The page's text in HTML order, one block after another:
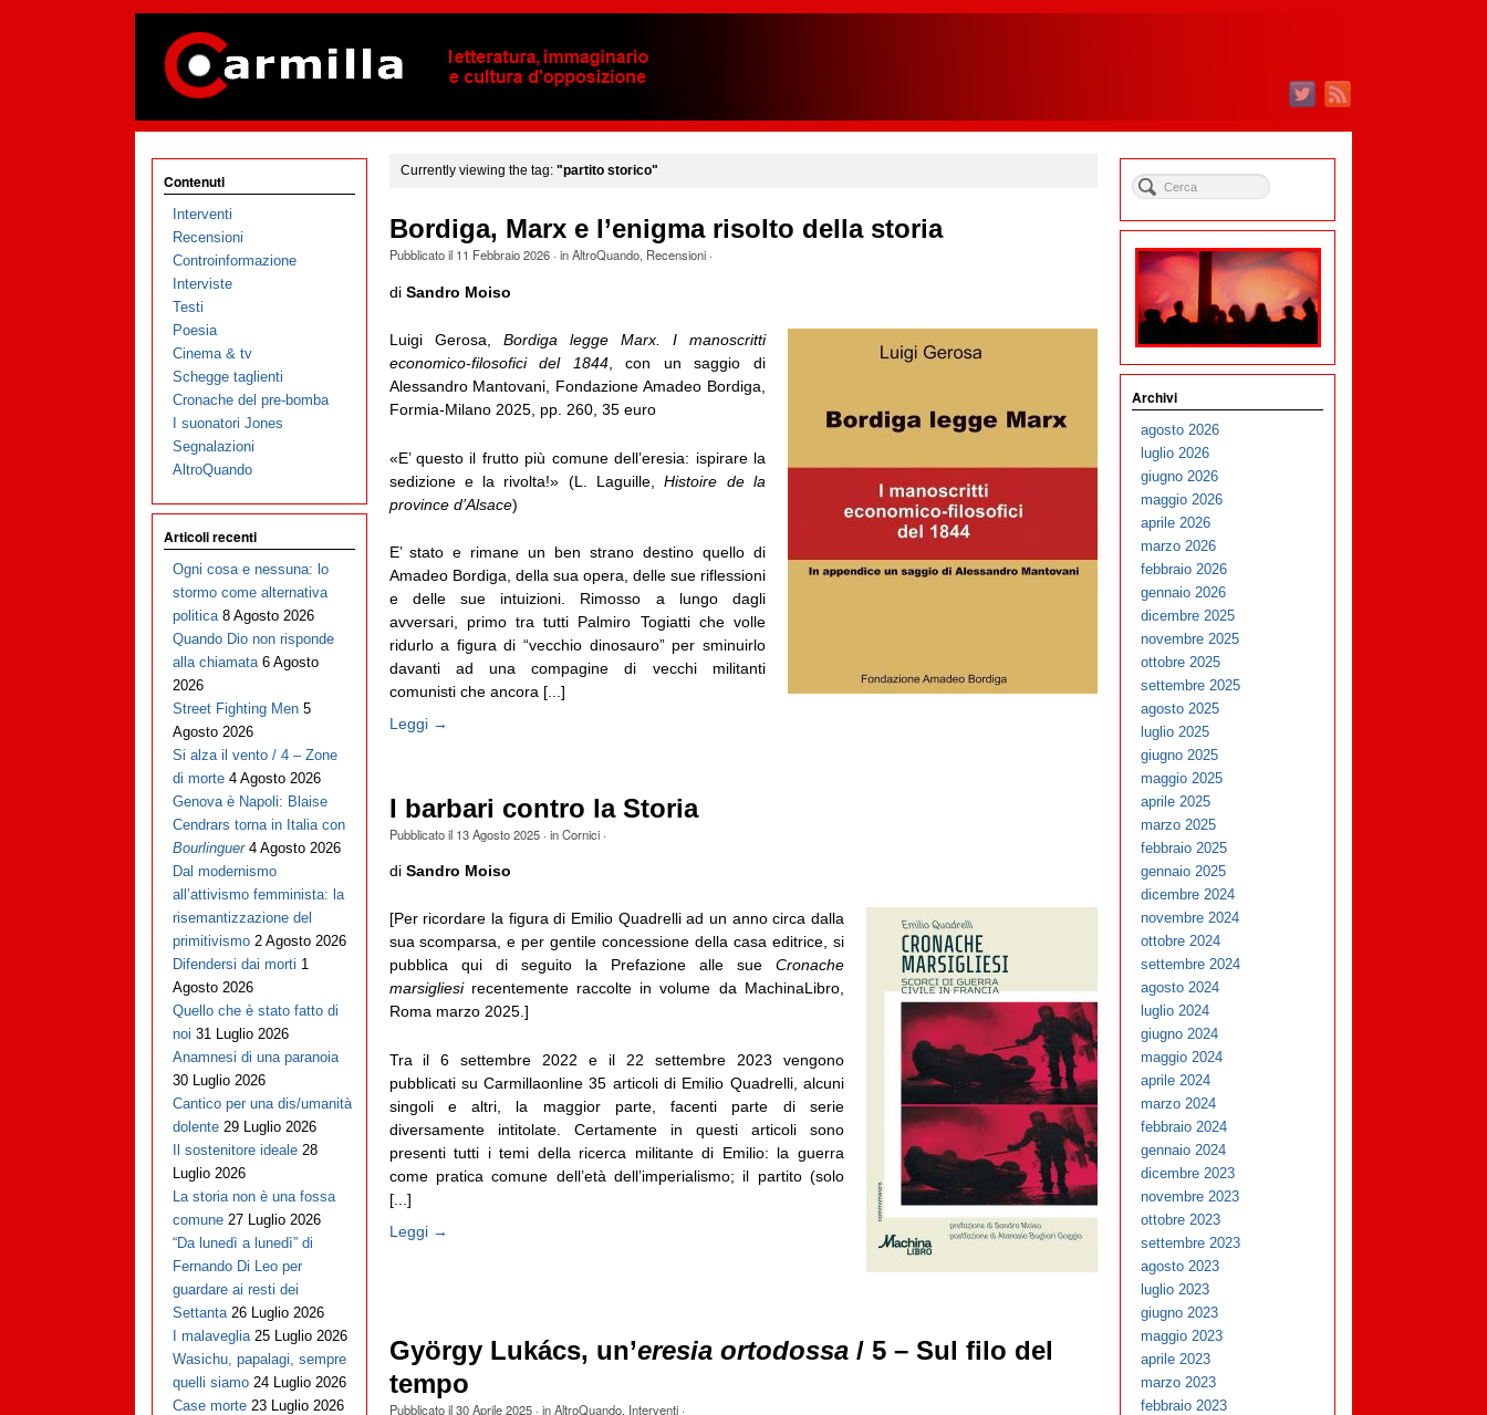
Currently viewing the tag: "partito storico"
Bordiga, Marx e l’enigma risolto della storia
Pubblicato il 11 Febbraio 2026· inAltroQuando, Recensioni·
di Sandro Moiso
Luigi Gerosa,
Bordiga legge Marx. I manoscritti
economico-filosofici del 1844, con un saggio di
Alessandro Mantovani, Fondazione Amadeo Bordiga,
Formia-Milano 2025, pp. 260, 35 euro
«E’ questo il frutto più comune dell’eresia: ispirare la
sedizione e la rivolta!» (L. Laguille,Histoire de la
province d’Alsace)
E’ stato e rimane un ben strano destino quello di
Amadeo Bordiga, della sua opera, delle sue riflessioni
e delle sue intuizioni. Rimosso a lungo dagli
avversari, primo tra tutti Palmiro Togiatti che volle
ridurlo a figura di “vecchio dinosauro” per sminuirlo
davanti ad una compagine di vecchi militanti
comunisti che ancora [...]
Leggi →
I barbari contro la Storia
Pubblicato il 13 Agosto 2025· inCornici·
di Sandro Moiso
[Per ricordare la figura di Emilio Quadrelli ad un anno circa dalla
sua scomparsa, e per gentile concessione della casa editrice, si
pubblica qui di seguito la Prefazione alle sue Cronache
marsigliesirecentemente raccolte in volume da MachinaLibro,
Roma marzo 2025.]
Tra il 6 settembre 2022 e il 22 settembre 2023 vengono
pubblicati su Carmillaonline 35 articoli di Emilio Quadrelli, alcuni
singoli e altri, la maggior parte, facenti parte di serie
diversamente intitolate. Certamente in questi articoli sono
presenti tutti i temi della ricerca militante di Emilio: la guerra
come pratica comune dell’età dell’imperialismo; il partito (solo
[...]
Leggi →
György Lukács, un’eresia ortodossa/ 5 – Sul filo del
tempo
Pubblicato il30 Aprile 2025· inAltroQuando, Interventi·
Contenuti
Interventi
Recensioni
Controinformazione
Interviste
Testi
Poesia
Cinema & tv
Schegge taglienti
Cronache del pre-bomba
I suonatori Jones
Segnalazioni
AltroQuando
Articoli recenti
Ogni cosa e nessuna: lo
stormo come alternativa
politica 8 Agosto 2026
Quando Dio non risponde
alla chiamata 6 Agosto
2026
Street Fighting Men 5
Agosto 2026
Si alza il vento / 4 – Zone
di morte 4 Agosto 2026
Genova è Napoli: Blaise
Cendrars torna in Italia con
Bourlinguer 4 Agosto 2026
Dal modernismo
all’attivismo femminista: la
risemantizzazione del
primitivismo 2 Agosto 2026
Difendersi dai morti 1
Agosto 2026
Quello che è stato fatto di
noi 31 Luglio 2026
Anamnesi di una paranoia
30 Luglio 2026
Cantico per una dis/umanità
dolente 29 Luglio 2026
Il sostenitore ideale 28
Luglio 2026
La storia non è una fossa
comune 27 Luglio 2026
“Da lunedì a lunedì” di
Fernando Di Leo per
guardare ai resti dei
Settanta 26 Luglio 2026
I malaveglia 25 Luglio 2026
Wasichu, papalagi, sempre
quelli siamo 24 Luglio 2026
Case morte 23 Luglio 2026
Archivi
agosto 2026
luglio 2026
giugno 2026
maggio 2026
aprile 2026
marzo 2026
febbraio 2026
gennaio 2026
dicembre 2025
novembre 2025
ottobre 2025
settembre 2025
agosto 2025
luglio 2025
giugno 2025
maggio 2025
aprile 2025
marzo 2025
febbraio 2025
gennaio 2025
dicembre 2024
novembre 2024
ottobre 2024
settembre 2024
agosto 2024
luglio 2024
giugno 2024
maggio 2024
aprile 2024
marzo 2024
febbraio 2024
gennaio 2024
dicembre 2023
novembre 2023
ottobre 2023
settembre 2023
agosto 2023
luglio 2023
giugno 2023
maggio 2023
aprile 2023
marzo 2023
febbraio 2023